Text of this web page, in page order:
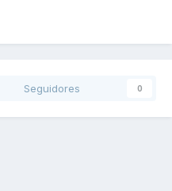
Seguidores 0